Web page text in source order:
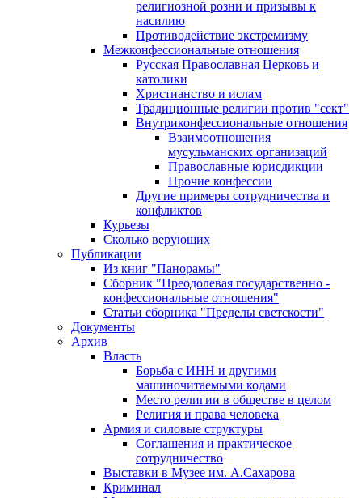
религиозной розни и призывы к
насилию
Противодействие экстремизму
Межконфессиональные отношения
Русская Православная Церковь и
католики
Христианство и ислам
Традиционные религии против "сект"
Внутриконфессиональные отношения
Взаимоотношения
мусульманских организаций
Православные юрисдикции
Прочие конфессии
Другие примеры сотрудничества и
конфликтов
Курьезы
Сколько верующих
Публикации
Из книг "Панорамы"
Сборник "Преодолевая государственно -
конфессиональные отношения"
Статьи сборника "Пределы светскости"
Документы
Архив
Власть
Борьба с ИНН и другими
машиночитаемыми кодами
Место религии в обществе в целом
Религия и права человека
Армия и силовые структуры
Соглашения и практическое
сотрудничество
Выставки в Музее им. А.Сахарова
Криминал